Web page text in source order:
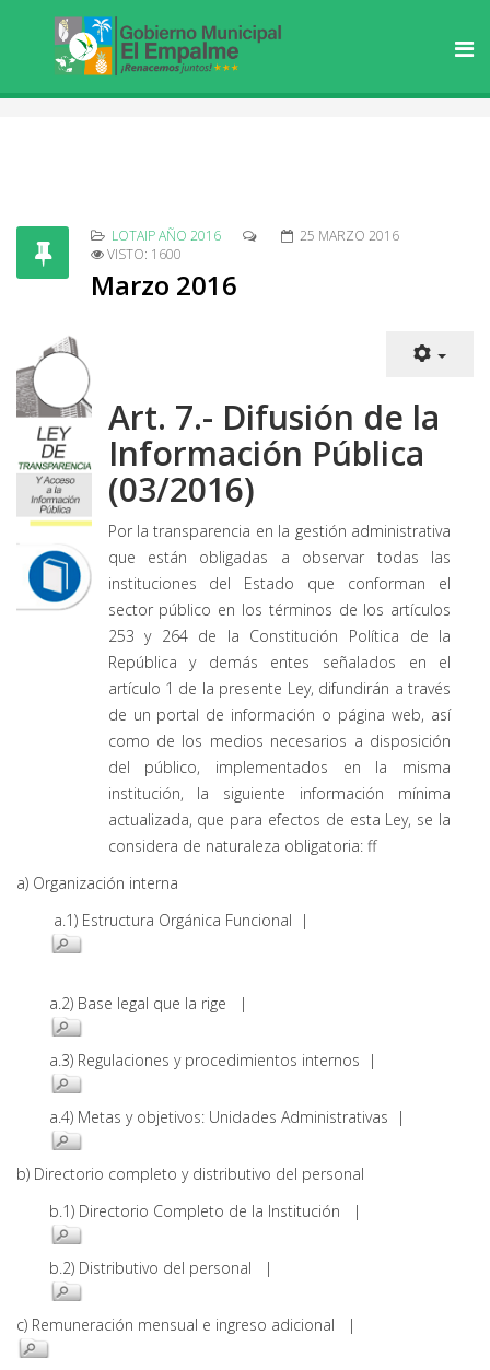
LOTAIP AÑO 2016
25 MARZO 2016
VISTO: 1600
Marzo 2016
Art. 7.- Difusión de la
Información Pública
(03/2016)
Por la transparencia en la gestión administrativa
que están obligadas a observar todas las
instituciones del Estado que conforman el
sector público en los términos de los artículos
253 y 264 de la Constitución Política de la
República y demás entes señalados en el
artículo 1 de la presente Ley, difundirán a través
de un portal de información o página web, así
como de los medios necesarios a disposición
del público, implementados en la misma
institución, la siguiente información mínima
actualizada, que para efectos de esta Ley, se la
considera de naturaleza obligatoria: ff
a) Organización interna
a.1) Estructura Orgánica Funcional |
a.2) Base legal que la rige |
a.3) Regulaciones y procedimientos internos |
a.4) Metas y objetivos: Unidades Administrativas |
b) Directorio completo y distributivo del personal
b.1) Directorio Completo de la Institución |
b.2) Distributivo del personal |
c) Remuneración mensual e ingreso adicional |